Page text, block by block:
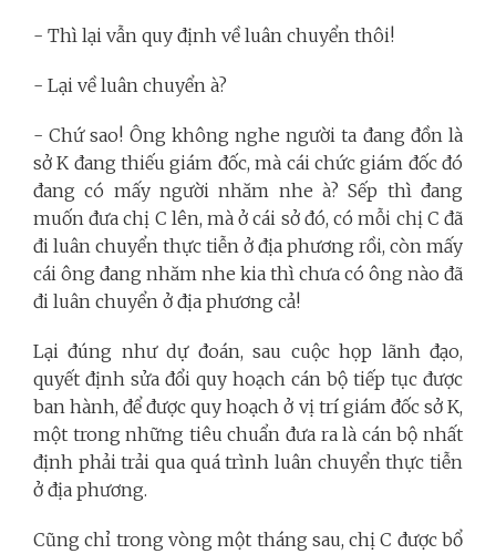
- Thì lại vẫn quy định về luân chuyển thôi!
- Lại về luân chuyển à?
- Chứ sao! Ông không nghe người ta đang đồn là
sở K đang thiếu giám đốc, mà cái chức giám đốc đó
đang có mấy người nhăm nhe à? Sếp thì đang
muốn đưa chị C lên, mà ở cái sở đó, có mỗi chị C đã
đi luân chuyển thực tiễn ở địa phương rồi, còn mấy
cái ông đang nhăm nhe kia thì chưa có ông nào đã
đi luân chuyển ở địa phương cả!
Lại đúng như dự đoán, sau cuộc họp lãnh đạo,
quyết định sửa đổi quy hoạch cán bộ tiếp tục được
ban hành, để được quy hoạch ở vị trí giám đốc sở K,
một trong những tiêu chuẩn đưa ra là cán bộ nhất
định phải trải qua quá trình luân chuyển thực tiễn
ở địa phương.
Cũng chỉ trong vòng một tháng sau, chị C được bổ